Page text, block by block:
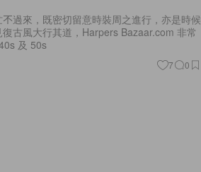
過來，既密切留意時裝周之進行，亦是時候
古風大行其道，Harpers Bazaar.com 非常
及 50s
7 0